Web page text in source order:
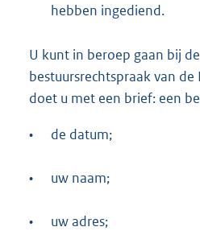
hebben ingediend.
U kunt in beroep gaan bij
bestuursrechtspraak van de
doet u met een brief: een
• de datum;
• uw naam;
• uw adres;